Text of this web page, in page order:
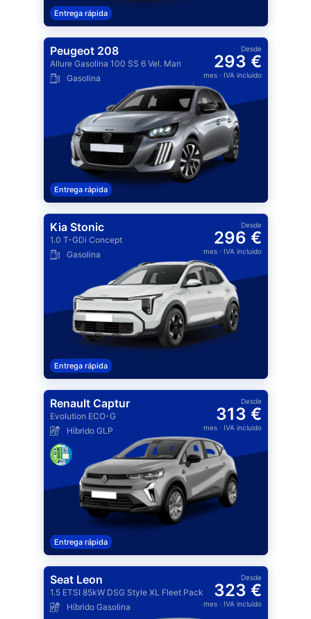
Entrega rápida
Peugeot 208
Allure Gasolina 100 SS 6 Vel. Man
Gasolina
Desde
293 €
mes· IVA incluido
Entrega rápida
Kia Stonic
1.0 T-GDi Concept
Gasolina
Desde
296 €
mes· IVA incluido
Entrega rápida
Renault Captur
Evolution ECO-G
Híbrido GLP
Desde
313 €
mes· IVA incluido
Entrega rápida
Seat Leon
1.5 ETSI 85kW DSG Style XL Fleet Pack
Híbrido Gasolina
Desde
323 €
mes· IVA incluido